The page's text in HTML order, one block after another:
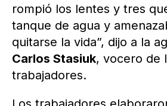
rompió los lentes y tres
tanque de agua y
quitarse la vida”, dijo a la
Carlos Stasiuk, vocero de
trabajadores.